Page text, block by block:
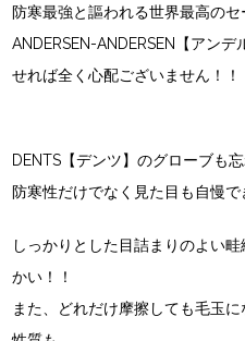
防寒最強と謳われる世界最高の
ANDERSEN-ANDERSEN【アン
せれば全く心配ございません！！
DENTS【デンツ】のグローブも忘
防寒性だけでなく見た目も自慢
しっかりとした目詰まりのよい
かい！！
また、どれだけ摩擦しても毛玉